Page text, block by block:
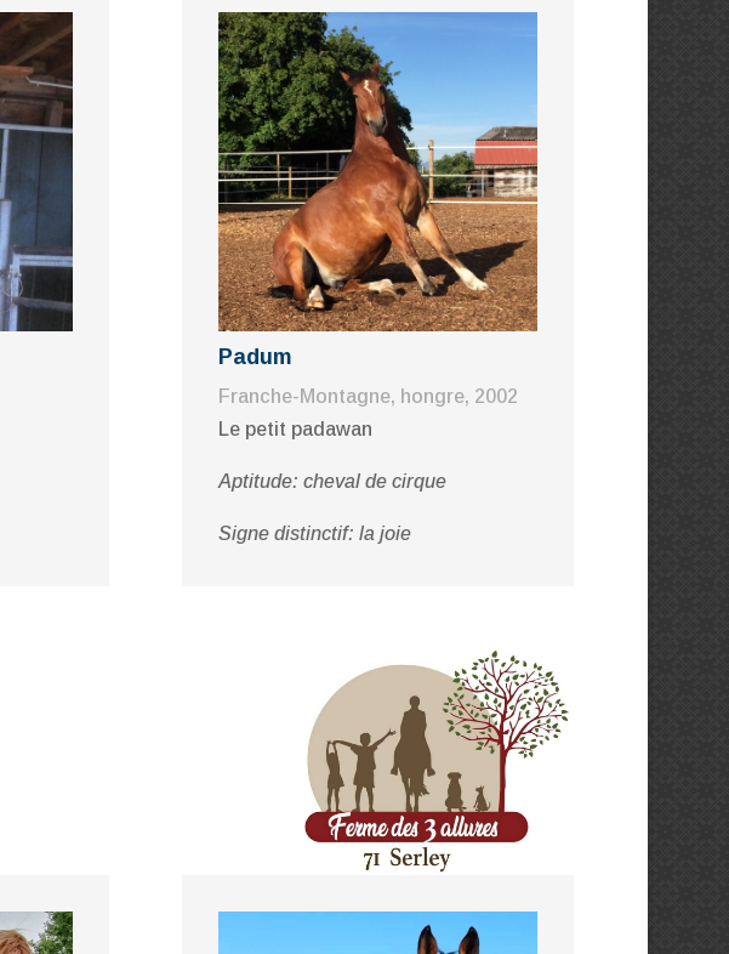
Padum
Franche-Montagne, hongre, 2002
Le petit padawan
Aptitude: cheval de cirque
Signe distinctif: la joie